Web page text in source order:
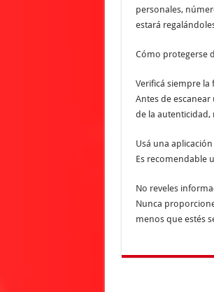
personales,
estará
Cómo protegerse
Verificá siempre la
Antes de
de la autenticidad,
Usá una
Es recomendable
No reveles
Nunca
menos que estés